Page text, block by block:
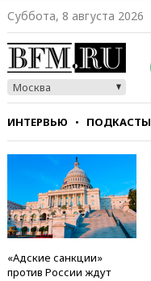
Суббота, 8 августа 2026
Москва
ИНТЕРВЬЮ ПОДКАСТЫ
СТИЛЬ ТЕСТЫ
«Адские санкции»
против России ждут